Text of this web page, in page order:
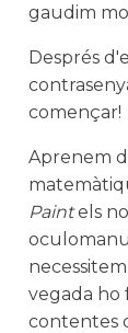
gaudim
Després
començar!
Aprenem
Paintels
vegada ho
contentes